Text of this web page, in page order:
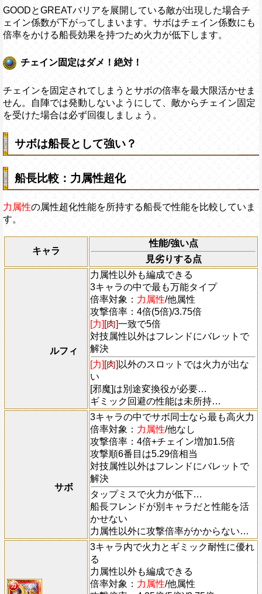
GOODとGREATバリアを展開している敵が出現した場合チ
ェイン係数が下がってしまいます。サボはチェイン係数にも
倍率をかける船長効果を持つため火力が低下します。
チェイン固定はダメ！絶対！
チェインを固定されてしまうとサボの倍率を最大限活かせま
せん。自陣では発動しないようにして、敵からチェイン固定
を受けた場合は必ず回復しましょう。
サボは船長として強い？
船長比較：力属性超化
力属性の属性超化性能を所持する船長で性能を比較していま
す。
キャラ
性能/強い点
見劣りする点
ルフィ
力属性以外も編成できる
3キャラの中で最も万能タイプ
倍率対象： 力属性/他属性
攻撃倍率：4倍(5倍)/3.75倍
[力] [肉]一致で5倍
対技属性以外はフレンドにバレットで
解決
[力] [肉] 以外のスロットでは火力が出な
い
[邪魔]は別途変換役が必要…
ギミック回避の性能は未所持…
サボ
3キャラの中でサボ同士なら最も高火力
倍率対象： 力属性/他なし
攻撃倍率：4倍+チェイン増加1.5倍
攻撃順6番目は5.29倍相当
対技属性以外はフレンドにバレットで
解決
タップミスで火力が低下…
船長フレンドが別キャラだと性能を活
かせない
力属性以外に攻撃倍率がかからない…
3キャラ内で火力とギミック耐性に優れ
る
力属性以外も編成できる
倍率対象： 力属性/他属性